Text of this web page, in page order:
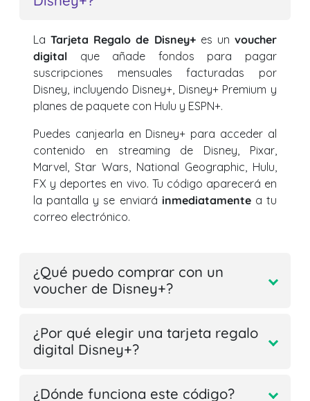
LaTarjeta Regalo de Disney+es unvoucher
digital que añade fondos para pagar
suscripciones mensuales facturadas por
Disney, incluyendo Disney+, Disney+ Premium y
planes de paquete con Hulu y ESPN+.
Puedes canjearla en Disney+ para acceder al
contenido en streaming de Disney, Pixar,
Marvel, Star Wars, National Geographic, Hulu,
FX y deportes en vivo. Tu código aparecerá en
la pantalla y se enviará inmediatamentea tu
correo electrónico.
¿Qué puedo comprar con un
voucher de Disney+?
¿Por qué elegir una tarjeta regalo
digital Disney+?
¿Dónde funciona este código?